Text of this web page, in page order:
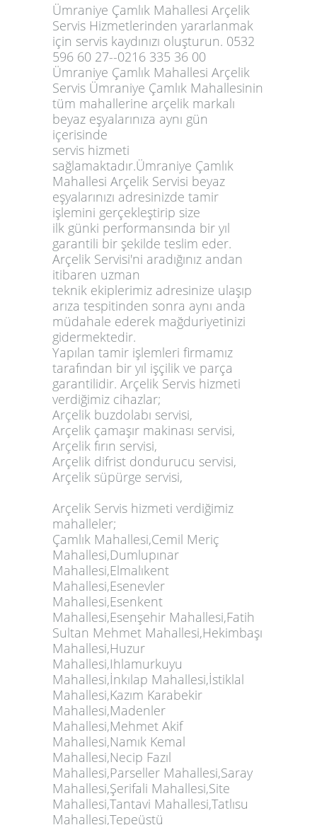
Ümraniye Çamlık Mahallesi Arçelik
Servis Hizmetlerinden yararlanmak
için servis kaydınızı oluşturun. 0532
596 60 27--0216 335 36 00
Ümraniye Çamlık Mahallesi Arçelik
Servis Ümraniye Çamlık Mahallesinin
tüm mahallerine arçelik markalı
beyaz eşyalarınıza aynı gün
içerisinde
servis hizmeti
sağlamaktadır.Ümraniye Çamlık
Mahallesi Arçelik Servisi beyaz
eşyalarınızı adresinizde tamir
işlemini gerçekleştirip size
ilk günki performansında bir yıl
garantili bir şekilde teslim eder.
Arçelik Servisi'ni aradığınız andan
itibaren uzman
teknik ekiplerimiz adresinize ulaşıp
arıza tespitinden sonra aynı anda
müdahale ederek mağduriyetinizi
gidermektedir.
Yapılan tamir işlemleri firmamız
tarafından bir yıl işçilik ve parça
garantilidir. Arçelik Servis hizmeti
verdiğimiz cihazlar;
Arçelik buzdolabı servisi,
Arçelik çamaşır makinası servisi,
Arçelik fırın servisi,
Arçelik difrist dondurucu servisi,
Arçelik süpürge servisi,
Arçelik Servis hizmeti verdiğimiz
mahalleler;
Çamlık Mahallesi,Cemil Meriç
Mahallesi,Dumlupınar
Mahallesi,Elmalıkent
Mahallesi,Esenevler
Mahallesi,Esenkent
Mahallesi,Esenşehir Mahallesi,Fatih
Sultan Mehmet Mahallesi,Hekimbaşı
Mahallesi,Huzur
Mahallesi,Ihlamurkuyu
Mahallesi,İnkılap Mahallesi,İstiklal
Mahallesi,Kazım Karabekir
Mahallesi,Madenler
Mahallesi,Mehmet Akif
Mahallesi,Namık Kemal
Mahallesi,Necip Fazıl
Mahallesi,Parseller Mahallesi,Saray
Mahallesi,Şerifali Mahallesi,Site
Mahallesi,Tantavi Mahallesi,Tatlısu
Mahallesi,Tepeüstü